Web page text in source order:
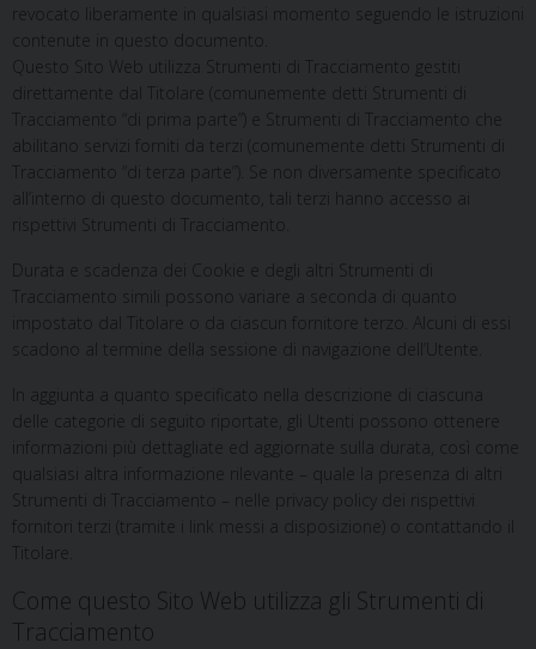
revocato liberamente in qualsiasi momento seguendo le istruzioni
contenute in questo documento.
Questo Sito Web utilizza Strumenti di Tracciamento gestiti
direttamente dal Titolare (comunemente detti Strumenti di
Tracciamento “di prima parte”) e Strumenti di Tracciamento che
abilitano servizi forniti da terzi (comunemente detti Strumenti di
Tracciamento “di terza parte”). Se non diversamente specificato
all’interno di questo documento, tali terzi hanno accesso ai
rispettivi Strumenti di Tracciamento.
Durata e scadenza dei Cookie e degli altri Strumenti di
Tracciamento simili possono variare a seconda di quanto
impostato dal Titolare o da ciascun fornitore terzo. Alcuni di essi
scadono al termine della sessione di navigazione dell’Utente.
In aggiunta a quanto specificato nella descrizione di ciascuna
delle categorie di seguito riportate, gli Utenti possono ottenere
informazioni più dettagliate ed aggiornate sulla durata, così come
qualsiasi altra informazione rilevante – quale la presenza di altri
Strumenti di Tracciamento – nelle privacy policy dei rispettivi
fornitori terzi (tramite i link messi a disposizione) o contattando il
Titolare.
Come questo Sito Web utilizza gli Strumenti di
Tracciamento